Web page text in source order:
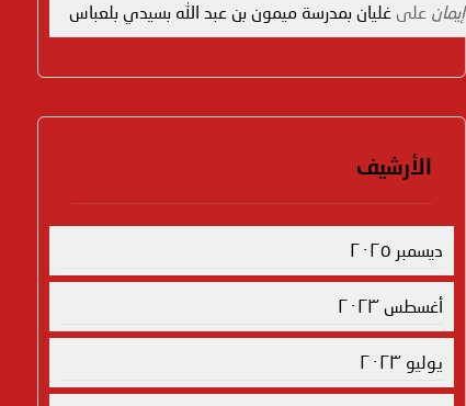
إيمان على غليان بمدرسة ميمون بن عبد الله بسيدي بلعباس
الأرشيف
ديسمبر ٢٠٢٥
أغسطس ٢٠٢٣
يوليو ٢٠٢٣